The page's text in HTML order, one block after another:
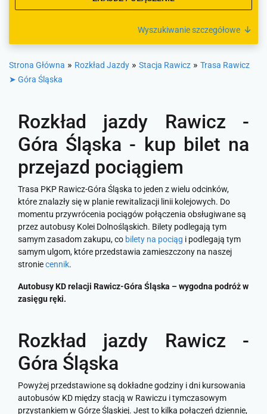
Wyszukiwanie szczegółowe
Strona Główna » Rozkład Jazdy » Stacja Rawicz » Trasa Rawicz
➤ Góra Śląska
Rozkład jazdy Rawicz -
Góra Śląska - kup bilet na
przejazd pociągiem
Trasa PKP Rawicz-Góra Śląska to jeden z wielu odcinków,
które znalazły się w planie rewitalizacji linii kolejowych. Do
momentu przywrócenia pociągów połączenia obsługiwane są
przez autobusy Kolei Dolnośląskich. Bilety podlegają tym
samym zasadom zakupu, co bilety na pociąg i podlegają tym
samym ulgom, które przedstawia zamieszczony na naszej
stroniecennik.
Autobusy KD relacji Rawicz-Góra Śląska – wygodna podróż w
zasięgu ręki.
Rozkład jazdy Rawicz -
Góra Śląska
Powyżej przedstawione są dokładne godziny i dni kursowania
autobusów KD między stacją w Rawiczu i tymczasowym
przystankiem w Górze Śląskiej. Jest to kilka połączeń dziennie,